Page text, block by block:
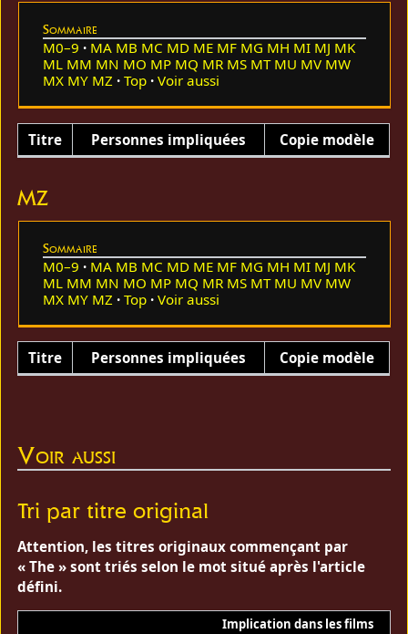
Sommaire
M0–9 MA MB MC MD ME MF MG MH MI MJ MK
ML MM MN MO MP MQ MR MS MT MU MV MW
MX MY MZ Top Voir aussi
Titre Personnes impliquées Copie modèle
MZ
Sommaire
M0–9 MA MB MC MD ME MF MG MH MI MJ MK
ML MM MN MO MP MQ MR MS MT MU MV MW
MX MY MZ Top Voir aussi
Titre Personnes impliquées Copie modèle
Voir aussi
Tri par titre original
Attention, les titres originaux commençant par
« The » sont triés selon le mot situé après l'article
défini.
Implication dans les films